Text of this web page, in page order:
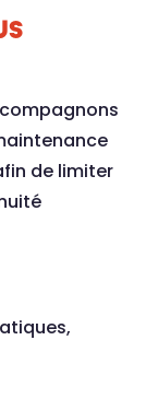
de limiter